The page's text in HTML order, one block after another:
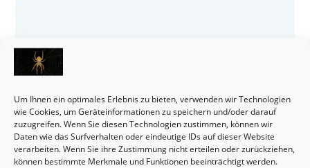
Um Ihnen ein optimales Erlebnis zu bieten, verwenden wir Technologien
wie Cookies, um Geräteinformationen zu speichern und/oder darauf
zuzugreifen. Wenn Sie diesen Technologien zustimmen, können wir
Daten wie das Surfverhalten oder eindeutige IDs auf dieser Website
verarbeiten. Wenn Sie ihre Zustimmung nicht erteilen oder zurückziehen,
können bestimmte Merkmale und Funktionen beeinträchtigt werden.